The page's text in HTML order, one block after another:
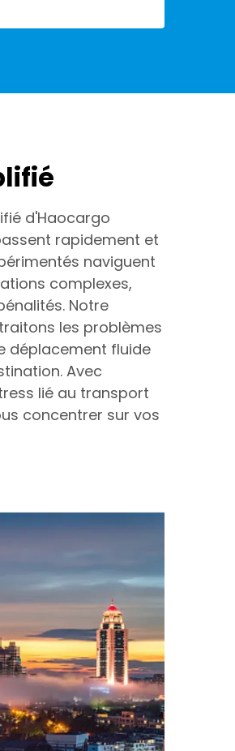
d'Haocargo
rapidement et
naviguent
complexes,
Notre
les problèmes
déplacement fluide
Avec
lié au transport
concentrer sur vos